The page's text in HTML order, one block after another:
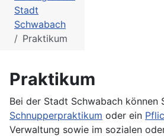
Stadt
Schwabach
Praktikum
Praktikum
Bei der Stadt Schwabach können
Schnupperpraktikum oder ein
Verwaltung sowie im sozialen